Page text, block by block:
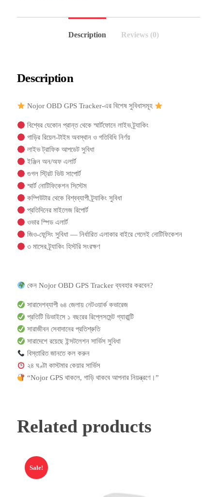
Description Reviews (0)
Description
Nojor OBD GPS Tracker-এর বিশেষ সুবিধাসমূহ
বিশ্বের যেকোন প্রান্ত থেকে স্মার্টফোনে লাইভ ট্র্যাকিং
গাড়ির রিয়েল-টাইম অবস্থান ও গতিবিধি নির্ণয়
লাইভ ট্রাফিক আপডেট সুবিধা
ইঞ্জিন অন/অফ এলার্ট
গুগল স্ট্রিট ভিউ সাপোর্ট
স্মার্ট নোটিফিকেশন সিস্টেম
কম্পিউটার থেকে বিশ্বব্যাপী ট্র্যাকিং সুবিধা
প্রতিদিনের মাইলেজ রিপোর্ট
ওভার স্পিড এলার্ট
জিও-ফেন্সিং সুবিধা — নির্ধারিত এলাকার বাইরে গেলেই নোটিফিকেশন
৩ মাসের ট্র্যাকিং হিস্টরি সংরক্ষণ
কেন Nojor OBD GPS Tracker ব্যবহার করবেন?
সারাদেশব্যাপী ৬৪ জেলায় নেটওয়ার্ক কভারেজ
প্রতিটি ডিভাইসে ১ বছরের রিপ্লেসমেন্ট গ্যারান্টি
সারাজীবন সেবাদানের প্রতিশ্রুতি
সারাদেশে রয়েছে ইন্সটলেশন সার্ভিস সুবিধা
বিস্তারিত জানতে কল করুন
২৪ ঘণ্টা কাস্টমার কেয়ার সার্ভিস
“Nojor GPS থাকলে, গাড়ি থাকবে আপনার নিয়ন্ত্রণে।”
Related products
Sale!